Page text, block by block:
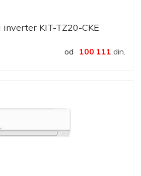
KIT-TZ20-CKE
od 100 111 din.